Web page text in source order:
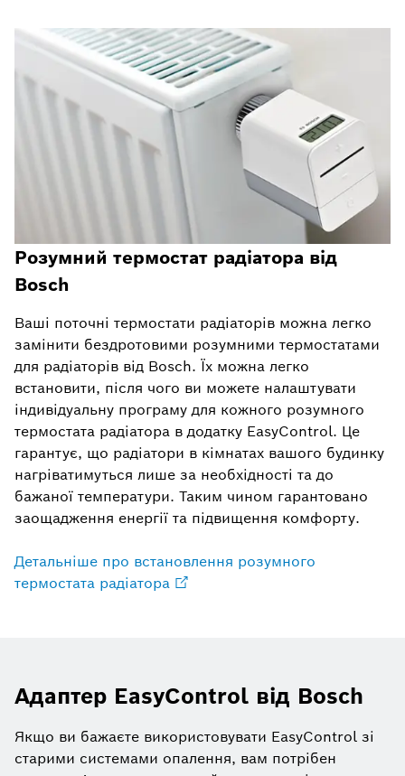
Розумний термостат радіатора від
Bosch
Ваші поточні термостати радіаторів можна легко
замінити бездротовими розумними термостатами
для радіаторів від Bosch. Їх можна легко
встановити, після чого ви можете налаштувати
індивідуальну програму для кожного розумного
термостата радіатора в додатку EasyControl. Це
гарантує, що радіатори в кімнатах вашого будинку
нагріватимуться лише за необхідності та до
бажаної температури. Таким чином гарантовано
заощадження енергії та підвищення комфорту.
Детальніше про встановлення розумного
термостата радіатора
Адаптер EasyControl від Bosch
Якщо ви бажаєте використовувати EasyControl зі
старими системами опалення, вам потрібен